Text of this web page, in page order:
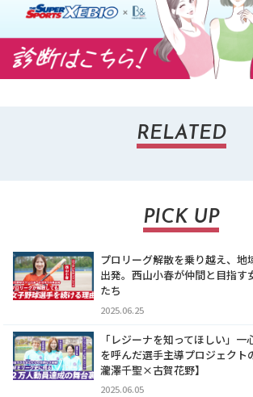
RELATED
PICK UP
プロリーグ解散を乗り越え、地
出発。西山小春が仲間と目指す
たち
2025.06.25
「レジーナを知ってほしい」
を呼んだ選手主導プロジェク
瀧澤千聖×古賀花野】
2025.06.05